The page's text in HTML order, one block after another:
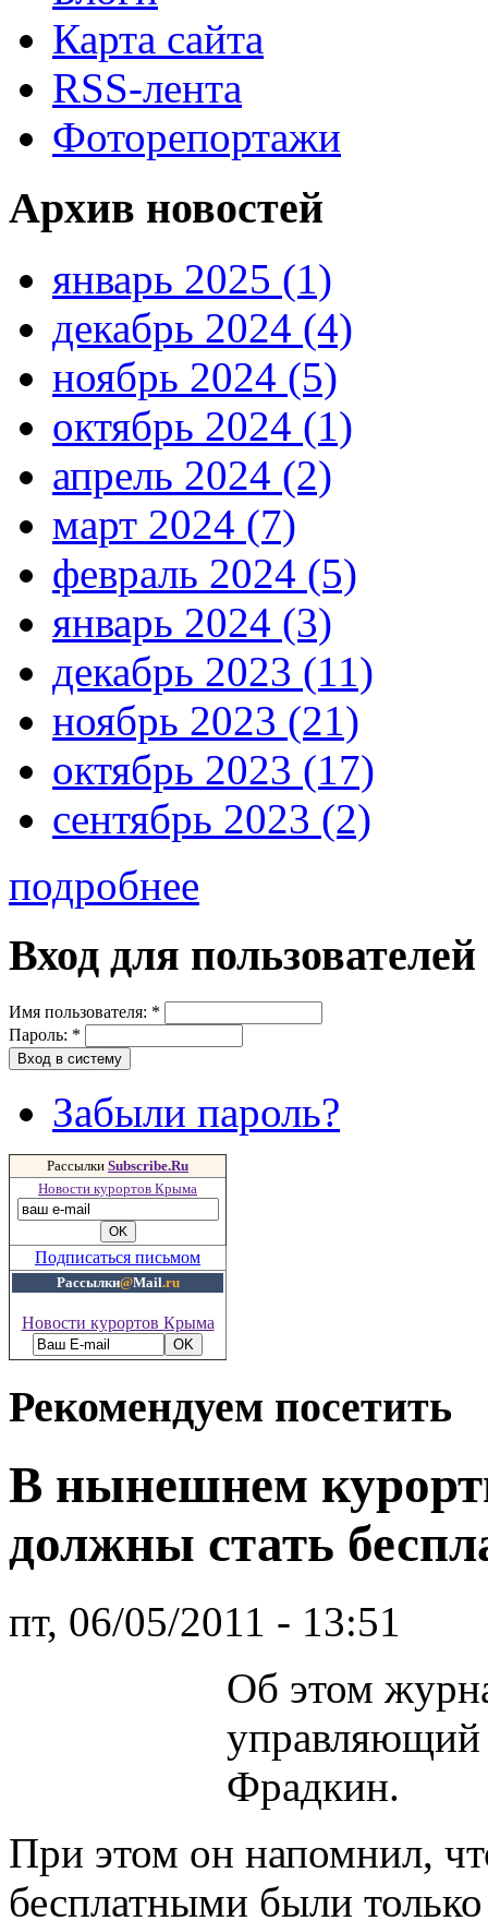
Карта сайта
RSS-лента
Фоторепортажи
Архив новостей
январь 2025 (1)
декабрь 2024 (4)
ноябрь 2024 (5)
октябрь 2024 (1)
апрель 2024 (2)
март 2024 (7)
февраль 2024 (5)
январь 2024 (3)
декабрь 2023 (11)
ноябрь 2023 (21)
октябрь 2023 (17)
сентябрь 2023 (2)
подробнее
Вход для пользователей
Имя пользователя: *
Пароль: *
Забыли пароль?
Рассылки Subscribe.Ru
Новости курортов Крыма
Подписаться письмом
Рассылки@Mail.ru
Новости курортов Крыма
Рекомендуем посетить
В нынешнем
должны стать
пт, 06/05/2011 - 13:51
Об этом
управляющий
Фрадкин.
При этом он напомнил,
бесплатными были